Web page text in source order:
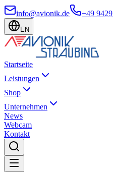
info@avionik.de +49
EN
Startseite
Leistungen
Shop
Unternehmen
News
Webcam
Kontakt